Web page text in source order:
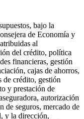
bajo la
de Economía y
al
del crédito, política
financieras, gestión
cajas de ahorros,
de crédito, gestión
y prestación de
autorización
de seguros, mercado de
y la dirección,